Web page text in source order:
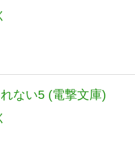
ない5 (電撃文庫)